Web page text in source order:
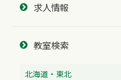
求人情報
教室検索
北海道・東北